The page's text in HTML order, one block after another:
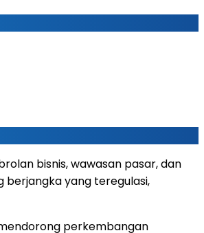
bisnis, wawasan pasar, dan
berjangka yang teregulasi,
perkembangan